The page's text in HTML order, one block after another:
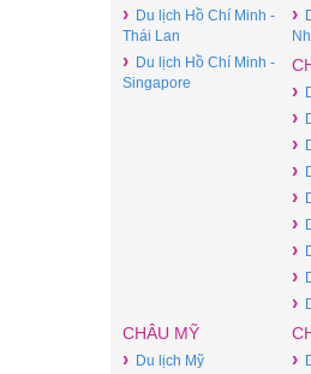
› Du lịch Hồ Chí Minh -
Thái Lan
› Du lịch Hồ Chí Minh -
Singapore
›
›
›
›
›
›
›
›
›
›
CHÂU MỸ
› Du lịch Mỹ ›